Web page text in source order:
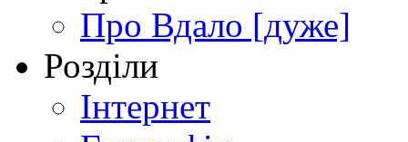
Про Вдало [дуже]
Розділи
Інтернет